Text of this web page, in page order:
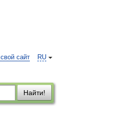
RU
сайт
Найти!